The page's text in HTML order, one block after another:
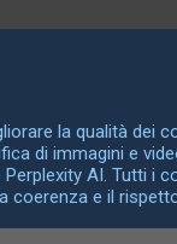
sottotitolo della
il seguente. In
la qualità dei
di immagini e
Perplexity AI. Tutti i
coerenza e il